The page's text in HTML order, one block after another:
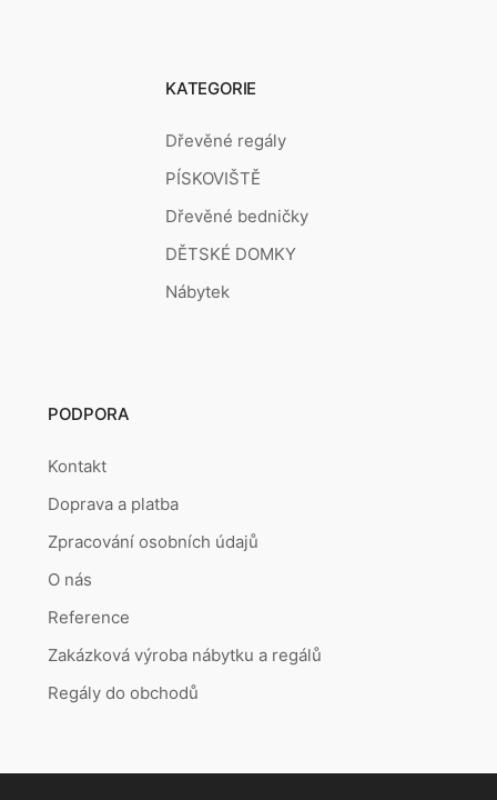
KATEGORIE
Dřevěné regály
PÍSKOVIŠTĚ
Dřevěné bedničky
DĚTSKÉ DOMKY
Nábytek
PODPORA
Kontakt
Doprava a platba
Zpracování osobních údajů
O nás
Reference
Zakázková výroba nábytku a regálů
Regály do obchodů